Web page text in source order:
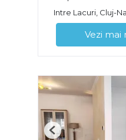
Intre Lacuri, Cluj-
Vezi mai
Previous